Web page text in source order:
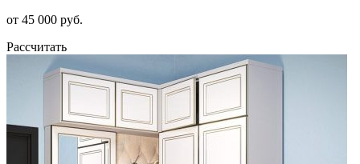
от 45 000 руб.
Рассчитать